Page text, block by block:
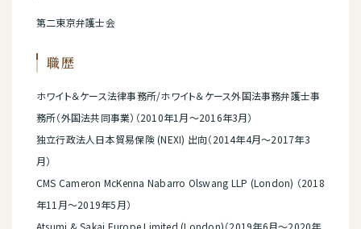
第二東京弁護士会
職歴
ホワイト＆ケース法律事務所/ホワイト＆ケース外国法事務弁護士事
務所（外国法共同事業）（2010年1月～2016年3月）
独立行政法人日本貿易保険 (NEXI) 出向（2014年4月～2017年3
月）
CMS Cameron McKenna Nabarro Olswang LLP (London) （2018
年11月～2019年5月）